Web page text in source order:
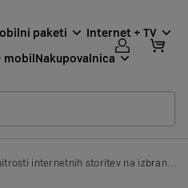
paketi
Internet + TV
mobilNakupovalnica
Obvestilo o spremembi hitrosti internetnih storitev na izbranih paketih na tehnologiji A1 Optika